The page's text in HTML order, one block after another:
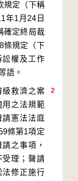
規定（下稱
年1月24日
確定終局裁
條規定（下
權及工作
2
級救濟之案
之法規範
請憲法法庭
條第1項定
之事項，
理；聲請
法修正施行